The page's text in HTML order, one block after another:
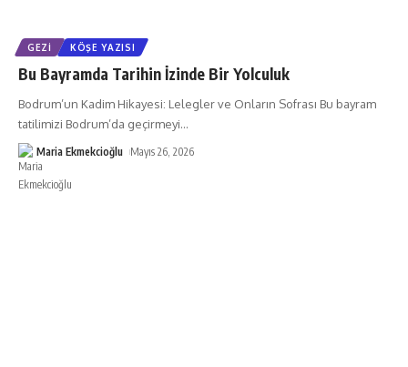
GEZI KÖŞE YAZISI
Bu Bayramda Tarihin İzinde Bir Yolculuk
Bodrum’un Kadim Hikayesi: Lelegler ve Onların Sofrası Bu bayram
tatilimizi Bodrum’da geçirmeyi…
Maria Ekmekcioğlu Mayıs 26, 2026